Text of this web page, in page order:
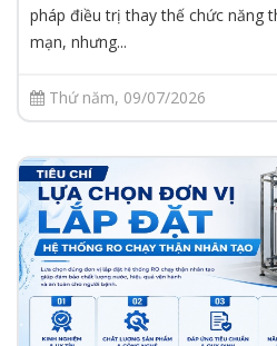
pháp điều trị thay thế chức năng
mạn, nhưng...
Thứ năm, 09/07/2026